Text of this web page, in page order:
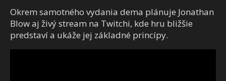
Okrem samotného vydania dema plánuje Jonathan
Blow aj živý stream na Twitchi, kde hru bližšie
predstaví a ukáže jej základné princípy.